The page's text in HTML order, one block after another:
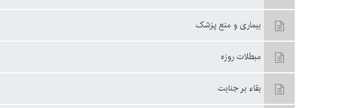
بيمارى و منع پزشک
مبطلات روزه‏
بقاء بر جنابت